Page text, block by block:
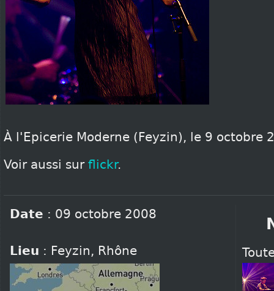
À l'Epicerie Moderne (Feyzin), le 9 octobre
Voir aussi sur flickr.
Date : 09 octobre 2008
Lieu : Feyzin, Rhône